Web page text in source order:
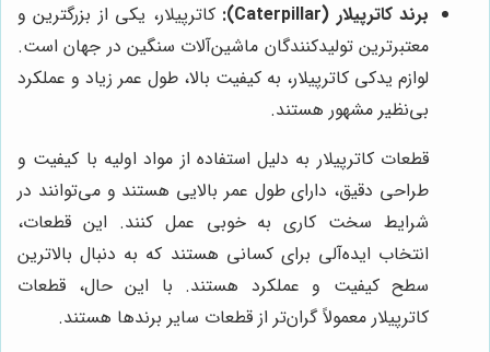
برند کاترپیلار (Caterpillar):
کاترپیلار، یکی از بزرگترین و
معتبرترین تولیدکنندگان ماشین‌آلات سنگین در جهان است.
لوازم یدکی کاترپیلار، به کیفیت بالا، طول عمر زیاد و عملکرد
بی‌نظیر مشهور هستند.
قطعات کاترپیلار به دلیل استفاده از مواد اولیه با کیفیت و
طراحی دقیق، دارای طول عمر بالایی هستند و می‌توانند در
شرایط سخت کاری به خوبی عمل کنند. این قطعات،
انتخاب ایده‌آلی برای کسانی هستند که به دنبال بالاترین
سطح کیفیت و عملکرد هستند. با این حال، قطعات
کاترپیلار معمولاً گران‌تر از قطعات سایر برندها هستند.